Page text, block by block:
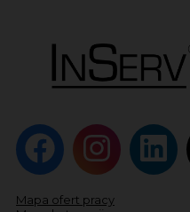
Mapa ofert pracy